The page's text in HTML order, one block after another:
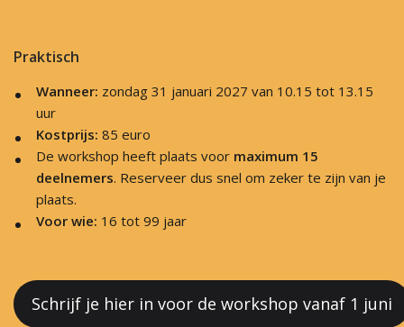
Praktisch
Wanneer: zondag 31 januari 2027 van 10.15 tot 13.15
uur
Kostprijs: 85 euro
De workshop heeft plaats voor maximum 15
deelnemers. Reserveer dus snel om zeker te zijn van je
plaats.
Voor wie: 16 tot 99 jaar
Schrijf je hier in voor de workshop vanaf 1 juni